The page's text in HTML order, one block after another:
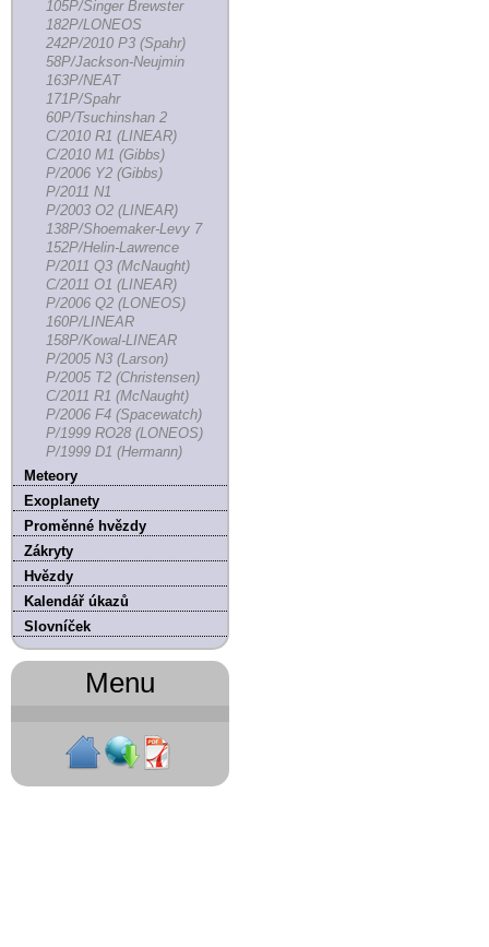
105P/Singer Brewster
182P/LONEOS
242P/2010 P3 (Spahr)
58P/Jackson-Neujmin
163P/NEAT
171P/Spahr
60P/Tsuchinshan 2
C/2010 R1 (LINEAR)
C/2010 M1 (Gibbs)
P/2006 Y2 (Gibbs)
P/2011 N1
P/2003 O2 (LINEAR)
138P/Shoemaker-Levy 7
152P/Helin-Lawrence
P/2011 Q3 (McNaught)
C/2011 O1 (LINEAR)
P/2006 Q2 (LONEOS)
160P/LINEAR
158P/Kowal-LINEAR
P/2005 N3 (Larson)
P/2005 T2 (Christensen)
C/2011 R1 (McNaught)
P/2006 F4 (Spacewatch)
P/1999 RO28 (LONEOS)
P/1999 D1 (Hermann)
Meteory
Exoplanety
Proměnné hvězdy
Zákryty
Hvězdy
Kalendář úkazů
Slovníček
Menu